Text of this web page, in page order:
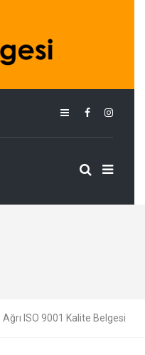
Ağrı ISO 9001 Kalite Belgesi